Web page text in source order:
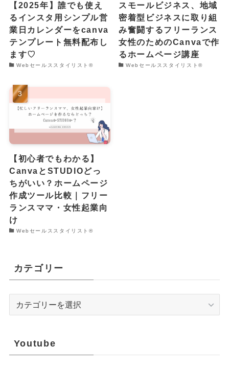
【2025年】誰でも使え
るインスタ用シンプル営
業日カレンダーをcanva
テンプレート無料配布し
ます♡
Webセールススタイリスト®︎
スモールビジネス、地域
密着型ビジネスに取り組
み奮闘するフリーランス
女性のためのCanvaで作
るホームページ講座
Webセールススタイリスト®︎
【初心者でもわかる】
CanvaとSTUDIOどっ
ちがいい？ホームページ
作成ツール比較｜フリー
ランスママ・女性起業向
け
Webセールススタイリスト®︎
カテゴリー
Youtube